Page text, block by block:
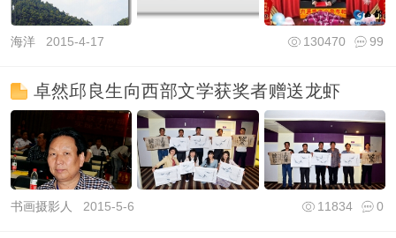
海洋2015-4-17 99
130470
卓然邱良生向西部文学获奖者赠送龙虾
书画摄影人 2015-5-6 0
11834